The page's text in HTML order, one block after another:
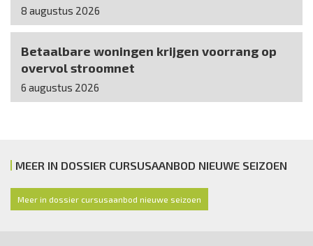
8 augustus 2026
Betaalbare woningen krijgen voorrang op
overvol stroomnet
6 augustus 2026
MEER IN DOSSIER CURSUSAANBOD NIEUWE SEIZOEN
Meer in dossier cursusaanbod nieuwe seizoen